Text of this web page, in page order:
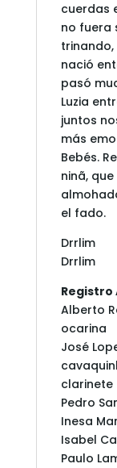
cuerdas
no fuera
trinando,
nació
pasó
Luzia
juntos
más
Bebés.
ninã,
el fado.
Drrlim
Drrlim
Alberto
ocarina
José
clarinete
Pedro
Inesa
Isabel
Paulo